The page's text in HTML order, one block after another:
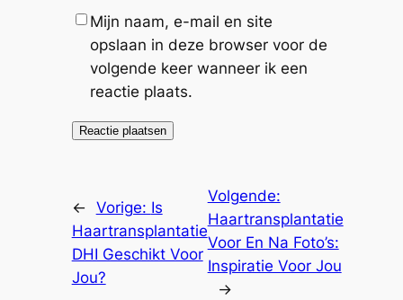
Mijn naam, e-mail en site
opslaan in deze browser voor de
volgende keer wanneer ik een
reactie plaats.
← Vorige: Is
Haartransplantatie
DHI Geschikt Voor
Jou?
Volgende:
Haartransplantatie
Voor En Na Foto’s:
Inspiratie Voor Jou
→